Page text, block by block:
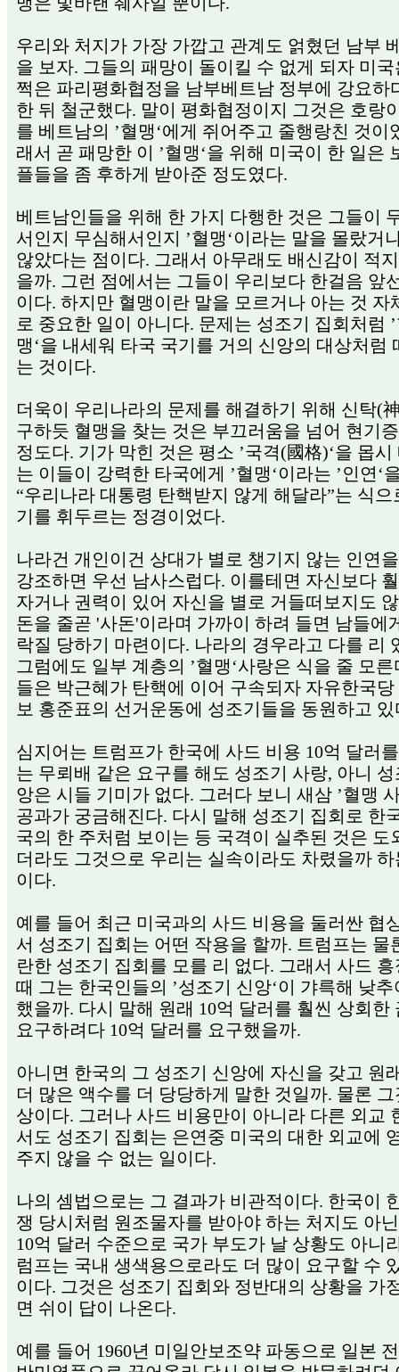
우리와 처지가 가장 가깝고 관계도 얽혔던 남부
을 보자. 그들의 패망이 돌이킬 수 없게 되자 미
쩍은 파리평화협정을 남부베트남 정부에 강요하
한 뒤 철군했다. 말이 평화협정이지 그것은 호랑
를 베트남의 ’혈맹‘에게 쥐어주고 줄행랑친 것이
래서 곧 패망한 이 ’혈맹‘을 위해 미국이 한 일은
플들을 좀 후하게 받아준 정도였다.
베트남인들을 위해 한 가지 다행한 것은 그들이
서인지 무심해서인지 ’혈맹‘이라는 말을 몰랐거
않았다는 점이다. 그래서 아무래도 배신감이 적
을까. 그런 점에서는 그들이 우리보다 한걸음 앞
이다. 하지만 혈맹이란 말을 모르거나 아는 것 자
로 중요한 일이 아니다. 문제는 성조기 집회처럼
맹‘을 내세워 타국 국기를 거의 신앙의 대상처럼
는 것이다.
더욱이 우리나라의 문제를 해결하기 위해 신탁(
구하듯 혈맹을 찾는 것은 부끄러움을 넘어 현기
정도다. 기가 막힌 것은 평소 ’국격(國格)‘을 몹시
는 이들이 강력한 타국에게 ’혈맹‘이라는 ’인연‘
“우리나라 대통령 탄핵받지 않게 해달라”는 식으
기를 휘두르는 정경이었다.
나라건 개인이건 상대가 별로 챙기지 않는 인연
강조하면 우선 남사스럽다. 이를테면 자신보다
자거나 권력이 있어 자신을 별로 거들떠보지도
돈을 줄곧 '사돈'이라며 가까이 하려 들면 남들에
락질 당하기 마련이다. 나라의 경우라고 다를 리
그럼에도 일부 계층의 ’혈맹‘사랑은 식을 줄 모른
들은 박근혜가 탄핵에 이어 구속되자 자유한국
보 홍준표의 선거운동에 성조기들을 동원하고 있
심지어는 트럼프가 한국에 사드 비용 10억 달러
는 무뢰배 같은 요구를 해도 성조기 사랑, 아니
앙은 시들 기미가 없다. 그러다 보니 새삼 ’혈맹
공과가 궁금해진다. 다시 말해 성조기 집회로 한
국의 한 주처럼 보이는 등 국격이 실추된 것은 도
더라도 그것으로 우리는 실속이라도 차렸을까
이다.
예를 들어 최근 미국과의 사드 비용을 둘러싼 협
서 성조기 집회는 어떤 작용을 할까. 트럼프는 물
란한 성조기 집회를 모를 리 없다. 그래서 사드
때 그는 한국인들의 ’성조기 신앙‘이 갸륵해 낮
했을까. 다시 말해 원래 10억 달러를 훨씬 상회한
요구하려다 10억 달러를 요구했을까.
아니면 한국의 그 성조기 신앙에 자신을 갖고 원
더 많은 액수를 더 당당하게 말한 것일까. 물론
상이다. 그러나 사드 비용만이 아니라 다른 외교
서도 성조기 집회는 은연중 미국의 대한 외교에
주지 않을 수 없는 일이다.
나의 셈법으로는 그 결과가 비관적이다. 한국이
쟁 당시처럼 원조물자를 받아야 하는 처지도 아
10억 달러 수준으로 국가 부도가 날 상황도 아니
럼프는 국내 생색용으로라도 더 많이 요구할 수
이다. 그것은 성조기 집회와 정반대의 상황을 가
면 쉬이 답이 나온다.
예를 들어 1960년 미일안보조약 파동으로 일본